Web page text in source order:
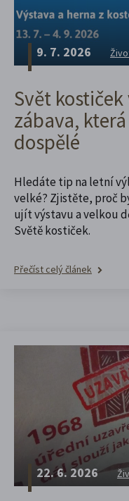
9. 7. 2026
Svět
zábava,
dospělé
Hledáte tip na letní
velké? Zjistěte, proč
ujít výstavu a velkou
Světě kostiček.
Přečíst celý článek
22. 6. 2026